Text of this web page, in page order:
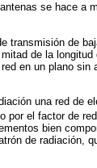
se hace a
transmisión de
de la
en un plano sin
una red de
por el factor de red
bien
de radiación,